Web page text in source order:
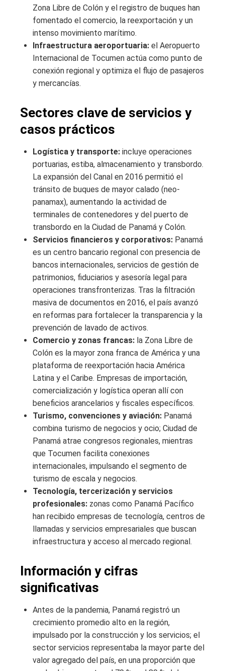
Zona Libre de Colón y el registro de buques han
fomentado el comercio, la reexportación y un
intenso movimiento marítimo.
Infraestructura aeroportuaria: el Aeropuerto
Internacional de Tocumen actúa como punto de
conexión regional y optimiza el flujo de pasajeros
y mercancías.
Sectores clave de servicios y
casos prácticos
Logística y transporte: incluye operaciones
portuarias, estiba, almacenamiento y transbordo.
La expansión del Canal en 2016 permitió el
tránsito de buques de mayor calado (neo-
panamax), aumentando la actividad de
terminales de contenedores y del puerto de
transbordo en la Ciudad de Panamá y Colón.
Servicios financieros y corporativos: Panamá
es un centro bancario regional con presencia de
bancos internacionales, servicios de gestión de
patrimonios, fiduciarios y asesoría legal para
operaciones transfronterizas. Tras la filtración
masiva de documentos en 2016, el país avanzó
en reformas para fortalecer la transparencia y la
prevención de lavado de activos.
Comercio y zonas francas: la Zona Libre de
Colón es la mayor zona franca de América y una
plataforma de reexportación hacia América
Latina y el Caribe. Empresas de importación,
comercialización y logística operan allí con
beneficios arancelarios y fiscales específicos.
Turismo, convenciones y aviación: Panamá
combina turismo de negocios y ocio; Ciudad de
Panamá atrae congresos regionales, mientras
que Tocumen facilita conexiones
internacionales, impulsando el segmento de
turismo de escala y negocios.
Tecnología, tercerización y servicios
profesionales: zonas como Panamá Pacífico
han recibido empresas de tecnología, centros de
llamadas y servicios empresariales que buscan
infraestructura y acceso al mercado regional.
Información y cifras
significativas
Antes de la pandemia, Panamá registró un
crecimiento promedio alto en la región,
impulsado por la construcción y los servicios; el
sector servicios representaba la mayor parte del
valor agregado del país, en una proporción que